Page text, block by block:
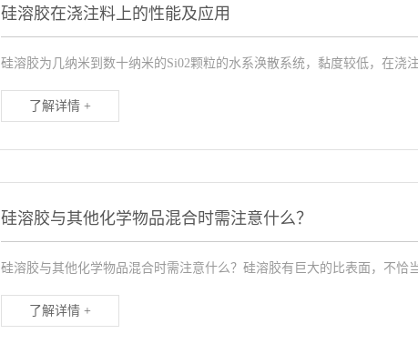
硅溶胶在浇注料上的性能及应用
硅溶胶为几纳米到数十纳米的Si02颗粒的水系涣散系统，黏度较低，在浇
了解详情 +
硅溶胶与其他化学物品混合时需注意什么？
硅溶胶与其他化学物品混合时需注意什么？硅溶胶有巨大的比表面，不
了解详情 +